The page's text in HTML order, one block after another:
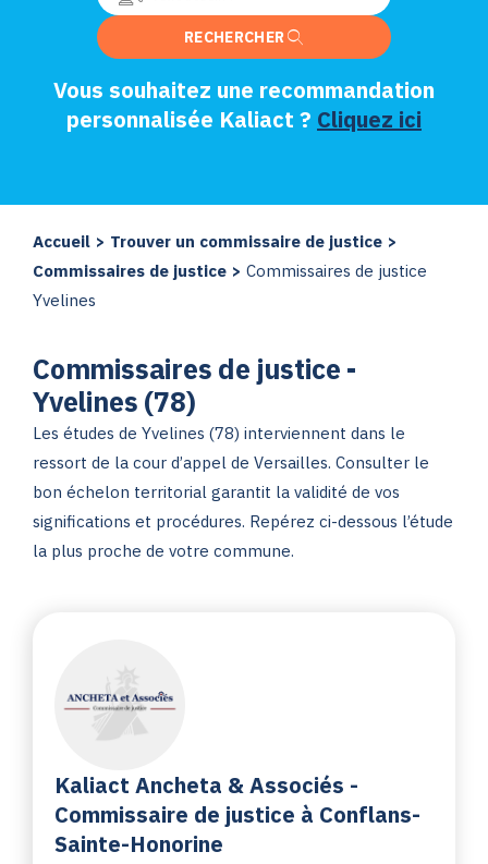
RECHERCHER
Vous souhaitez une recommandation
personnalisée Kaliact ? Cliquez ici
Accueil > Trouver un commissaire de justice >
Commissaires de justice > Commissaires de justice
Yvelines
Commissaires de justice -
Yvelines (78)
Les études de Yvelines (78) interviennent dans le
ressort de la cour d’appel de Versailles. Consulter le
bon échelon territorial garantit la validité de vos
significations et procédures. Repérez ci-dessous l’étude
la plus proche de votre commune.
Kaliact Ancheta & Associés -
Commissaire de justice à Conflans-
Sainte-Honorine